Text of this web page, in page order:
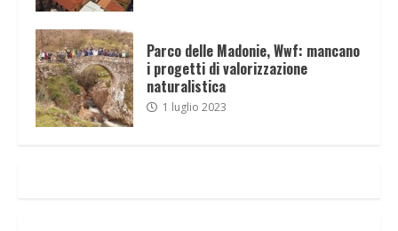
Parco delle Madonie, Wwf: mancano
i progetti di valorizzazione
naturalistica
1 luglio 2023